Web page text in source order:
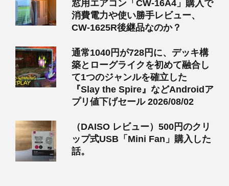
窓用エアコン「CW-16A4」購入で
消費電力や使い勝手レビュー、
CW-1625R後継品なのか？
通常1040円が728円に、デッキ構
築とローグライクを初めて融合し
て1つのジャンルを確立した
『Slay the Spire』などAndroidア
プリ値下げセール 2026/08/02
（DAISO レビュー）500円のクリ
ップ式USB「Mini Fan」購入した
話。